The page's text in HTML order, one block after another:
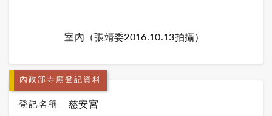
室內（張靖委2016.10.13拍攝）
內政部寺廟登記資料
登記名稱: 慈安宮